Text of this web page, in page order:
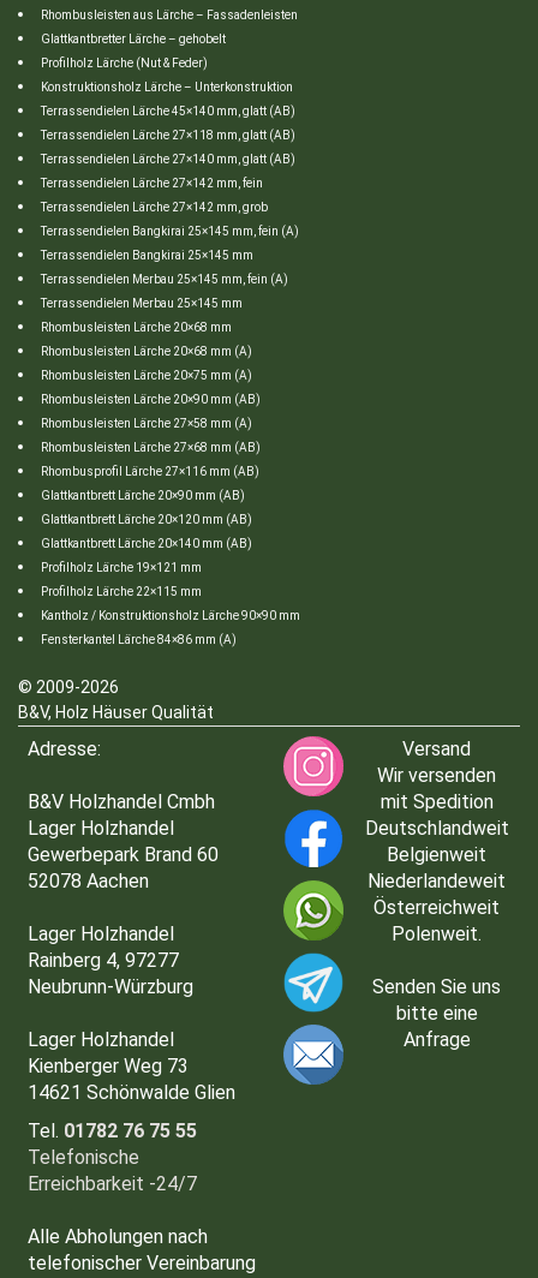
Rhombusleisten aus Lärche – Fassadenleisten
Glattkantbretter Lärche – gehobelt
Profilholz Lärche (Nut & Feder)
Konstruktionsholz Lärche – Unterkonstruktion
Terrassendielen Lärche 45×140 mm, glatt (AB)
Terrassendielen Lärche 27×118 mm, glatt (AB)
Terrassendielen Lärche 27×140 mm, glatt (AB)
Terrassendielen Lärche 27×142 mm, fein
Terrassendielen Lärche 27×142 mm, grob
Terrassendielen Bangkirai 25×145 mm, fein (A)
Terrassendielen Bangkirai 25×145 mm
Terrassendielen Merbau 25×145 mm, fein (A)
Terrassendielen Merbau 25×145 mm
Rhombusleisten Lärche 20×68 mm
Rhombusleisten Lärche 20×68 mm (A)
Rhombusleisten Lärche 20×75 mm (A)
Rhombusleisten Lärche 20×90 mm (AB)
Rhombusleisten Lärche 27×58 mm (A)
Rhombusleisten Lärche 27×68 mm (AB)
Rhombusprofil Lärche 27×116 mm (AB)
Glattkantbrett Lärche 20×90 mm (AB)
Glattkantbrett Lärche 20×120 mm (AB)
Glattkantbrett Lärche 20×140 mm (AB)
Profilholz Lärche 19×121 mm
Profilholz Lärche 22×115 mm
Kantholz / Konstruktionsholz Lärche 90×90 mm
Fensterkantel Lärche 84×86 mm (A)
© 2009-2026
B&V, Holz Häuser Qualität
Adresse:
B&V Holzhandel Cmbh
Lager Holzhandel
Gewerbepark Brand 60
52078 Aachen
Lager Holzhandel
Rainberg 4, 97277
Neubrunn-Würzburg
Lager Holzhandel
Kienberger Weg 73
14621 Schönwalde Glien
Tel. 01782 76 75 55
Telefonische
Erreichbarkeit -24/7
Alle Abholungen nach
telefonischer Vereinbarung
Versand
Wir versenden
mit Spedition
Deutschlandweit
Belgienweit
Niederlandeweit
Österreichweit
Polenweit.
Senden Sie uns
bitte eine
Anfrage